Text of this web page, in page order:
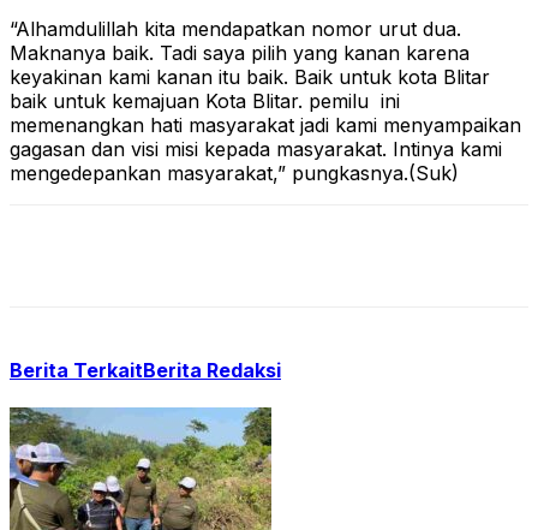
“Alhamdulillah kita mendapatkan nomor urut dua.
Maknanya baik. Tadi saya pilih yang kanan karena
keyakinan kami kanan itu baik. Baik untuk kota Blitar
baik untuk kemajuan Kota Blitar. pemilu ini
memenangkan hati masyarakat jadi kami menyampaikan
gagasan dan visi misi kepada masyarakat. Intinya kami
mengedepankan masyarakat,” pungkasnya.(Suk)
Berita TerkaitBerita Redaksi